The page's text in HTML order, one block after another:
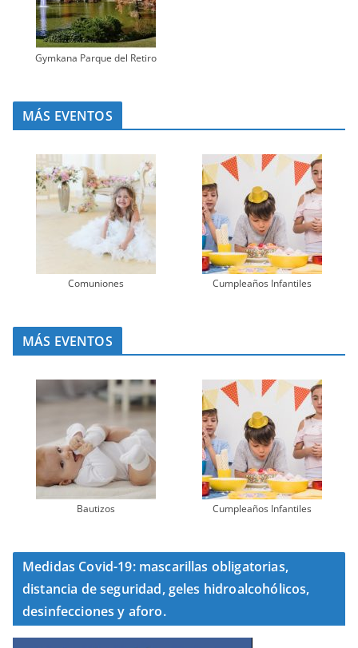
Gymkana Parque del Retiro
MÁS EVENTOS
Comuniones Cumpleaños Infantiles
MÁS EVENTOS
Bautizos Cumpleaños Infantiles
Medidas Covid-19: mascarillas obligatorias,
distancia de seguridad, geles hidroalcohólicos,
desinfecciones y aforo.